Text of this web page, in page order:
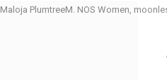
Maloja PlumtreeM. NOS Women,